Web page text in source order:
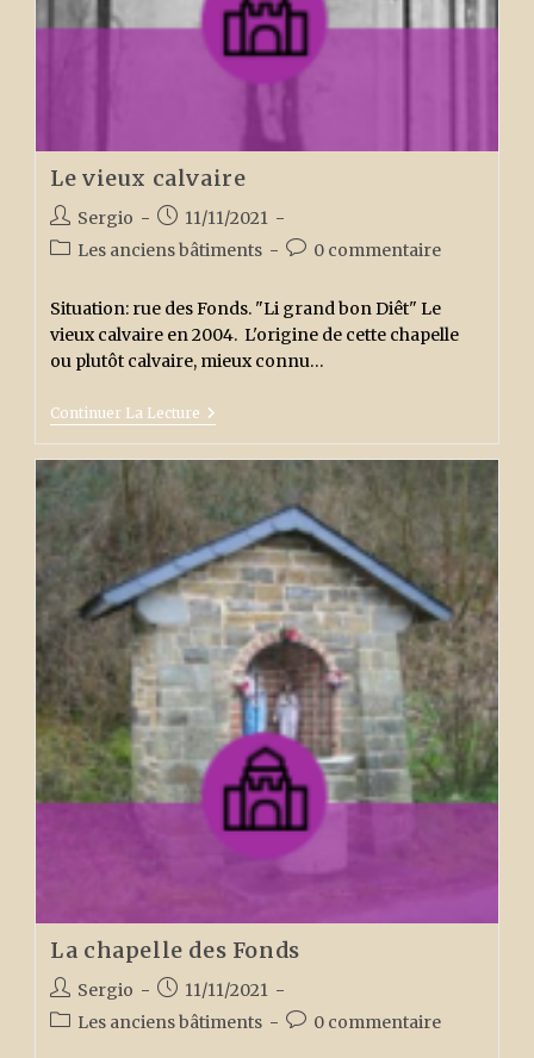
Le vieux calvaire
Auteur/autrice
de
Sergio
Publication
publiée :
11/11/2021
PostLes anciens bâtiments
Commentaires
publication :
0 commentaire
Situation: rue des Fonds. "Li grand bon Diêt" Le
vieux calvaire en 2004. L'origine de cette chapelle
ou plutôt calvaire, mieux connu…
Continuer La Lecture Le
La chapelle des Fonds
Auteur/autrice
de
Sergio
Publication
publiée :
11/11/2021
PostLes anciens bâtiments
Commentaires
0 commentaire